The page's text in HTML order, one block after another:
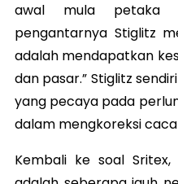
awal mula petaka
pengantarnya Stiglitz
adalah mendapatkan
dan pasar.” Stiglitz
yang pecaya pada
dalam mengkoreksi
Kembali ke soal